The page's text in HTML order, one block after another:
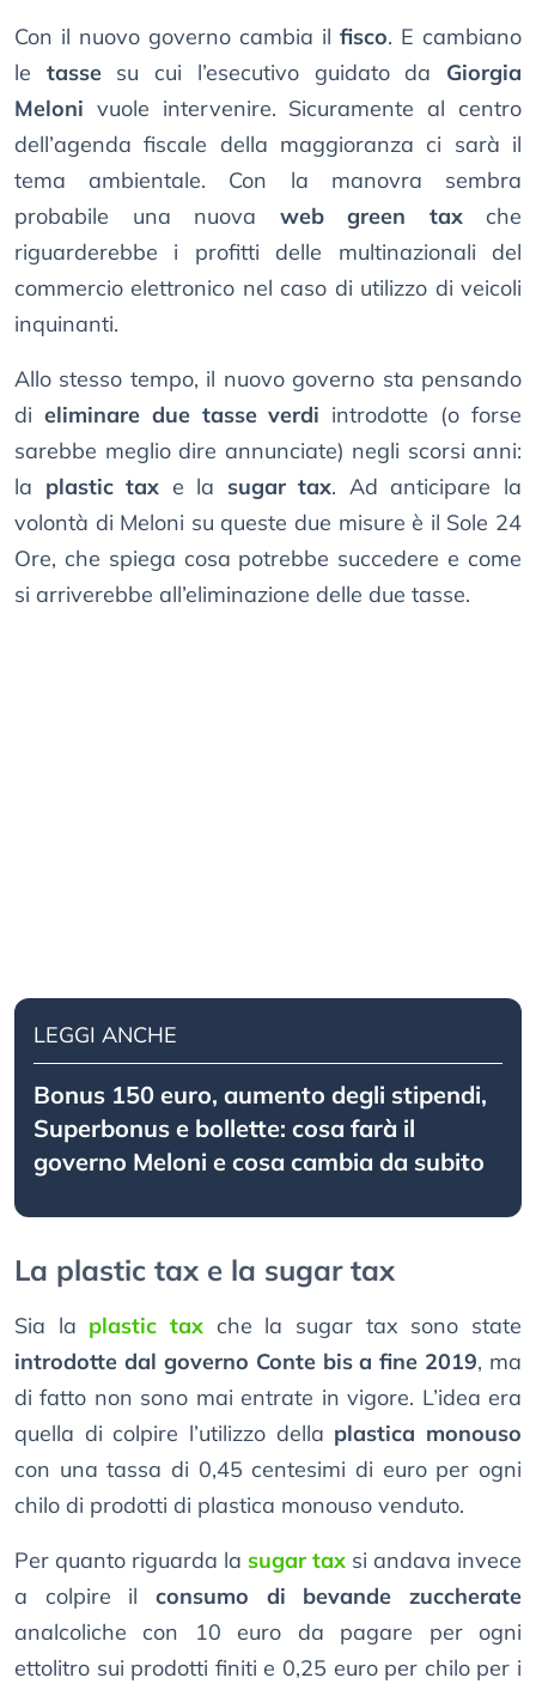
Con il nuovo governo cambia il fisco. E cambiano
le tassesu cui l’esecutivo guidato da Giorgia
Meloni vuole intervenire. Sicuramente al centro
dell’agenda fiscale della maggioranza ci sarà il
tema ambientale. Con la manovra sembra
probabile una nuova web green taxche
riguarderebbe i profitti delle multinazionali del
commercio elettronico nel caso di utilizzo di veicoli
inquinanti.
Allo stesso tempo, il nuovo governo sta pensando
di eliminare due tasse verdi introdotte (o forse
sarebbe meglio dire annunciate) negli scorsi anni:
la plastic tax e la sugar tax. Ad anticipare la
volontà di Meloni su queste due misure è il Sole 24
Ore, che spiega cosa potrebbe succedere e come
si arriverebbe all’eliminazione delle due tasse.
LEGGI ANCHE
Bonus 150 euro, aumento degli stipendi,
Superbonus e bollette: cosa farà il
governo Meloni e cosa cambia da subito
La plastic tax e la sugar tax
Sia la plastic tax che la sugar tax sono state
introdotte dal governo Conte bis a fine 2019, ma
di fatto non sono mai entrate in vigore. L’idea era
quella di colpire l’utilizzo della plastica monouso
con una tassa di 0,45 centesimi di euro per ogni
chilo di prodotti di plastica monouso venduto.
Per quanto riguarda la sugar tax si andava invece
a colpire il consumo di bevande zuccherate
analcoliche con 10 euro da pagare per ogni
ettolitro sui prodotti finiti e 0,25 euro per chilo per i